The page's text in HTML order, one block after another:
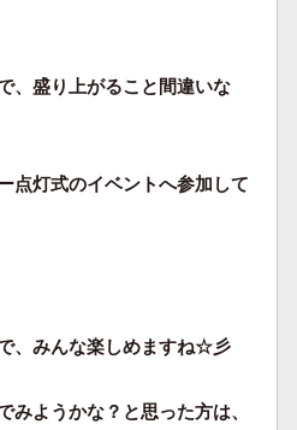
、盛り上がること間違いな
点灯式のイベントへ参加して
、みんな楽しめますね☆彡
みようかな？と思った方は、